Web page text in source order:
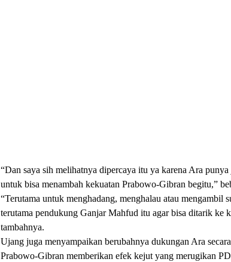
“Dan saya sih melihatnya dipercaya itu ya karena Ara
untuk bisa menambah kekuatan Prabowo-Gibran begitu,”
“Terutama untuk menghadang, menghalau atau mengambil
terutama pendukung Ganjar Mahfud itu agar bisa ditarik ke
tambahnya.
Ujang juga menyampaikan berubahnya dukungan Ara
Prabowo-Gibran memberikan efek kejut yang merugikan